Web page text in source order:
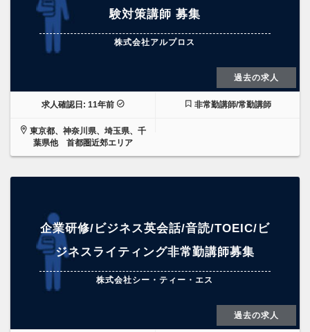
験対策講師 募集
株式会社アルプロス
過去の求人
求人確認日: 11年前 非常勤講師/常勤講師
東京都、神奈川県、埼玉県、千
葉県他 首都圏近郊エリア
企業研修/ビジネス英会話/音読/TOEIC/ビ
ジネスライティング非常勤講師募集
株式会社シー・ティー・エス
過去の求人